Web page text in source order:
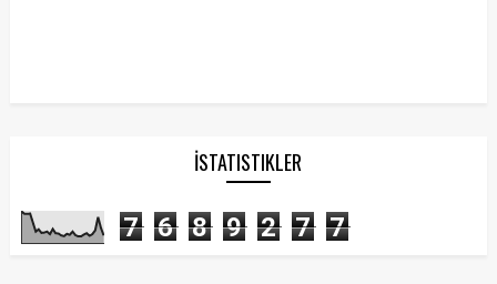
İSTATISTIKLER
7 6 8 9 2 7 7